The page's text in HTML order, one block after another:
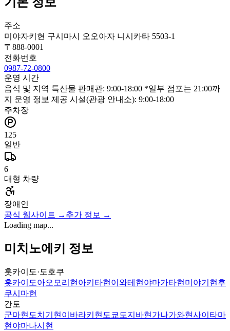
주소
미야자키현 구시마시 오오아자 니시카타 5503-1
〒 888-0001
전화번호
0987-72-0800
운영 시간
음식 및 지역 특산물 판매관: 9:00-18:00 *일부 점포는 21:00까
지 운영 정보 제공 시설(관광 안내소): 9:00-18:00
주차장
125
일반
6
대형 차량
장애인
공식 웹사이트 → 추가 정보 →
Loading map...
미치노에키 정보
홋카이도·도호쿠
홋카이도아오모리현 아키타현 이와테현 야마가타현 미야기현 후
쿠시마현
간토
군마현 도치기현 이바라키현 도쿄도지바현 가나가와현사이타마
현 야마나시현